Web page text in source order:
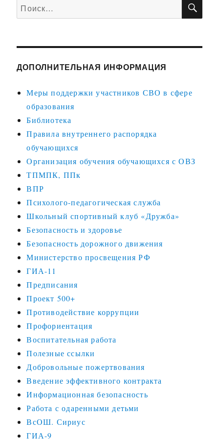
Искать:
ДОПОЛНИТЕЛЬНАЯ ИНФОРМАЦИЯ
Меры поддержки участников СВО в сфере
образования
Библиотека
Правила внутреннего распорядка
обучающихся
Организация обучения обучающихся с ОВЗ
ТПМПК, ППк
ВПР
Психолого-педагогическая служба
Школьный спортивный клуб «Дружба»
Безопасность и здоровье
Безопасность дорожного движения
Министерство просвещения РФ
ГИА-11
Предписания
Проект 500+
Противодействие коррупции
Профориентация
Воспитательная работа
Полезные ссылки
Добровольные пожертвования
Введение эффективного контракта
Информационная безопасность
Работа с одаренными детьми
ВсОШ. Сириус
ГИА-9